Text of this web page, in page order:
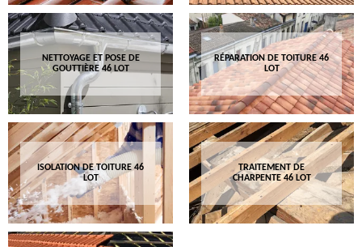
NETTOYAGE ET POSE DE
GOUTTIÈRE 46 LOT
RÉPARATION DE TOITURE 46
LOT
ISOLATION DE TOITURE 46
LOT
TRAITEMENT DE
CHARPENTE 46 LOT